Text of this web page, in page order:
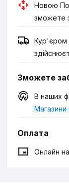
Новою
зможете
Кур'єром
Зможете
В наших
Магазини
Оплата
Онлайн